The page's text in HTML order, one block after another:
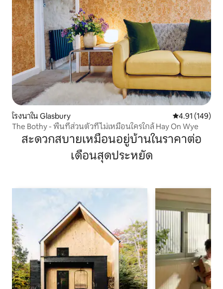
โรงนาใน Glasbury คะแนนเฉลี่ย
4.91 (149)
The Bothy - พื้นที่ส่วนตัวที่ไม่เหมือนใครใกล้ Hay On Wye
สะดวกสบายเหมือนอยู่บ้านในราคาต่อ
เดือนสุดประหยัด